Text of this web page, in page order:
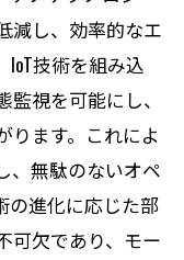
減し、効率的なエ
IoT技術を組み込
視を可能にし、
ります。これによ
、無駄のないオペ
の進化に応じた部
可欠であり、モー